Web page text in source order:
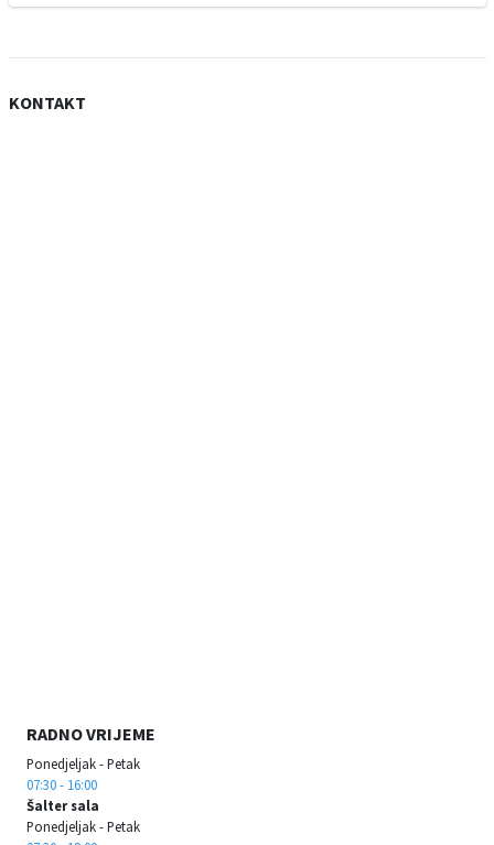
KONTAKT
RADNO VRIJEME
Ponedjeljak - Petak
07:30 - 16:00
Šalter sala
Ponedjeljak - Petak